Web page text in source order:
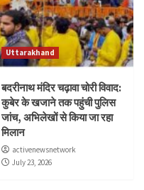
Uttarakhand
बदरीनाथ मंदिर चढ़ावा चोरी विवाद:
कुबेर के खजाने तक पहुंची पुलिस
जांच, अभिलेखों से किया जा रहा
मिलान
activenewsnetwork
July 23, 2026